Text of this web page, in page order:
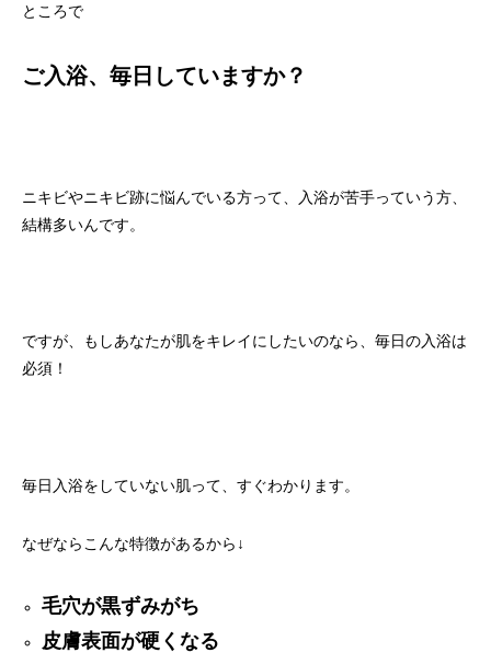
ところで
ご入浴、毎日していますか？
ニキビやニキビ跡に悩んでいる方って、入浴が苦手っていう方、
結構多いんです。
ですが、もしあなたが肌をキレイにしたいのなら、毎日の入浴は
必須！
毎日入浴をしていない肌って、すぐわかります。
なぜならこんな特徴があるから↓
毛穴が黒ずみがち
皮膚表面が硬くなる